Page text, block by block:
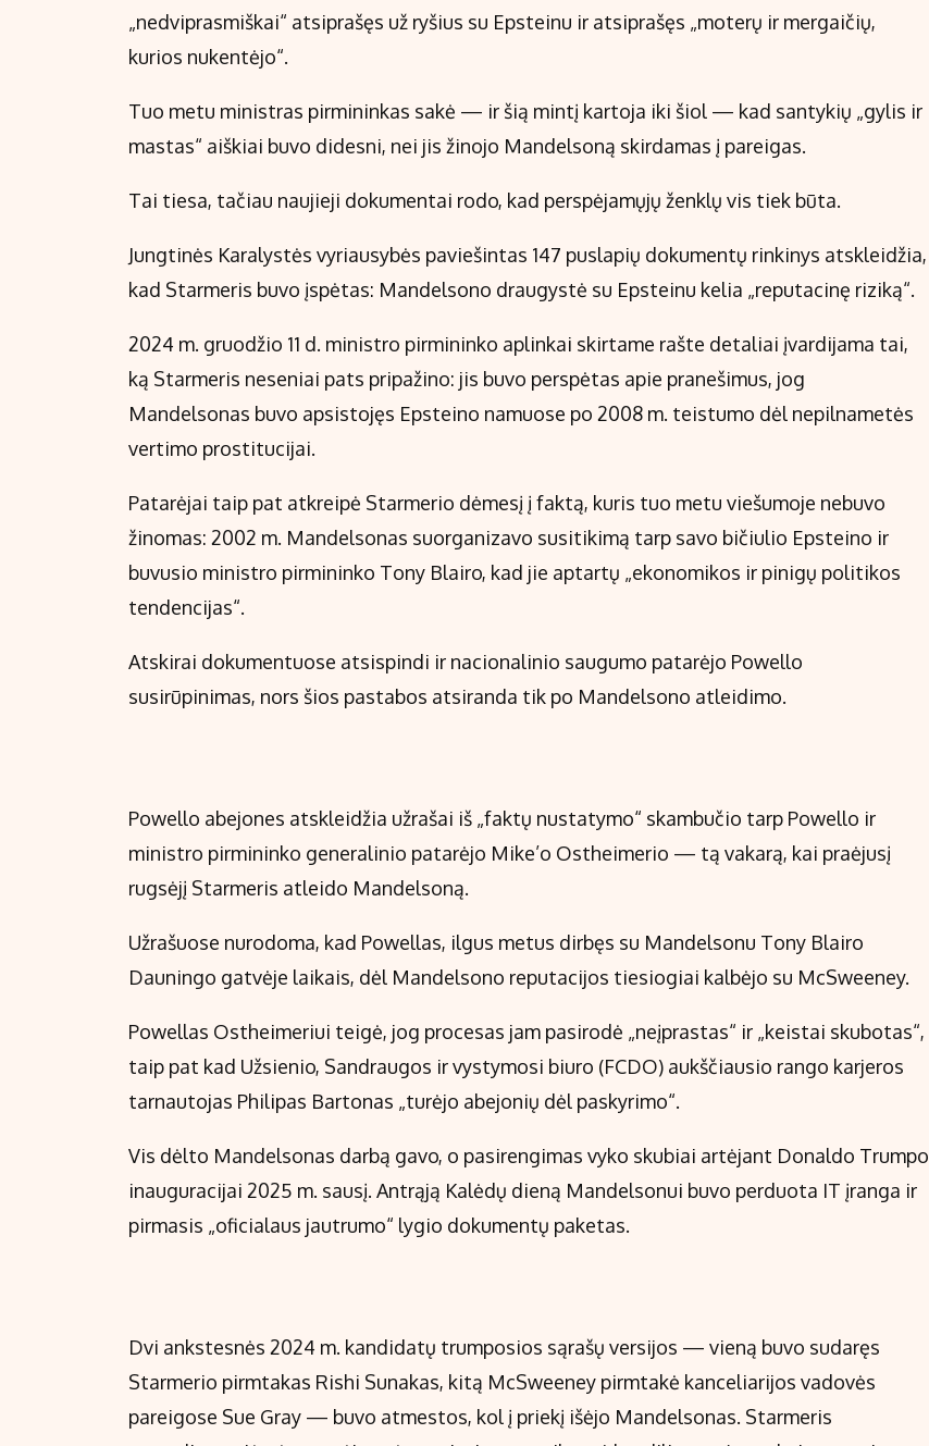
„nedviprasmiškai“ atsiprašęs už ryšius su Epsteinu ir atsiprašęs „moterų ir mergaičių,
kurios nukentėjo“.
Tuo metu ministras pirmininkas sakė — ir šią mintį kartoja iki šiol — kad santykių „gylis ir
mastas“ aiškiai buvo didesni, nei jis žinojo Mandelsoną skirdamas į pareigas.
Tai tiesa, tačiau naujieji dokumentai rodo, kad perspėjamųjų ženklų vis tiek būta.
Jungtinės Karalystės vyriausybės paviešintas 147 puslapių dokumentų rinkinys atskleidžia,
kad Starmeris buvo įspėtas: Mandelsono draugystė su Epsteinu kelia „reputacinę riziką“.
2024 m. gruodžio 11 d. ministro pirmininko aplinkai skirtame rašte detaliai įvardijama tai,
ką Starmeris neseniai pats pripažino: jis buvo perspėtas apie pranešimus, jog
Mandelsonas buvo apsistojęs Epsteino namuose po 2008 m. teistumo dėl nepilnametės
vertimo prostitucijai.
Patarėjai taip pat atkreipė Starmerio dėmesį į faktą, kuris tuo metu viešumoje nebuvo
žinomas: 2002 m. Mandelsonas suorganizavo susitikimą tarp savo bičiulio Epsteino ir
buvusio ministro pirmininko Tony Blairo, kad jie aptartų „ekonomikos ir pinigų politikos
tendencijas“.
Atskirai dokumentuose atsispindi ir nacionalinio saugumo patarėjo Powello
susirūpinimas, nors šios pastabos atsiranda tik po Mandelsono atleidimo.
Powello abejones atskleidžia užrašai iš „faktų nustatymo“ skambučio tarp Powello ir
ministro pirmininko generalinio patarėjo Mike’o Ostheimerio — tą vakarą, kai praėjusį
rugsėjį Starmeris atleido Mandelsoną.
Užrašuose nurodoma, kad Powellas, ilgus metus dirbęs su Mandelsonu Tony Blairo
Dauningo gatvėje laikais, dėl Mandelsono reputacijos tiesiogiai kalbėjo su McSweeney.
Powellas Ostheimeriui teigė, jog procesas jam pasirodė „neįprastas“ ir „keistai skubotas“,
taip pat kad Užsienio, Sandraugos ir vystymosi biuro (FCDO) aukščiausio rango karjeros
tarnautojas Philipas Bartonas „turėjo abejonių dėl paskyrimo“.
Vis dėlto Mandelsonas darbą gavo, o pasirengimas vyko skubiai artėjant Donaldo Trumpo
inauguracijai 2025 m. sausį. Antrąją Kalėdų dieną Mandelsonui buvo perduota IT įranga ir
pirmasis „oficialaus jautrumo“ lygio dokumentų paketas.
Dvi ankstesnės 2024 m. kandidatų trumposios sąrašų versijos — vieną buvo sudaręs
Starmerio pirmtakas Rishi Sunakas, kitą McSweeney pirmtakė kanceliarijos vadovės
pareigose Sue Gray — buvo atmestos, kol į priekį išėjo Mandelsonas. Starmeris